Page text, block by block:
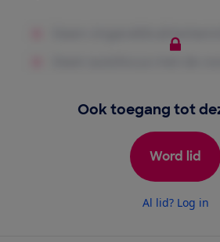
Ook toegang tot
Word lid
Al lid? Log in